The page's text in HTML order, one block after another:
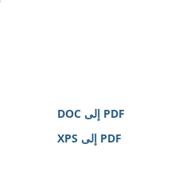
PDF إلى DOC
PDF إلى XPS